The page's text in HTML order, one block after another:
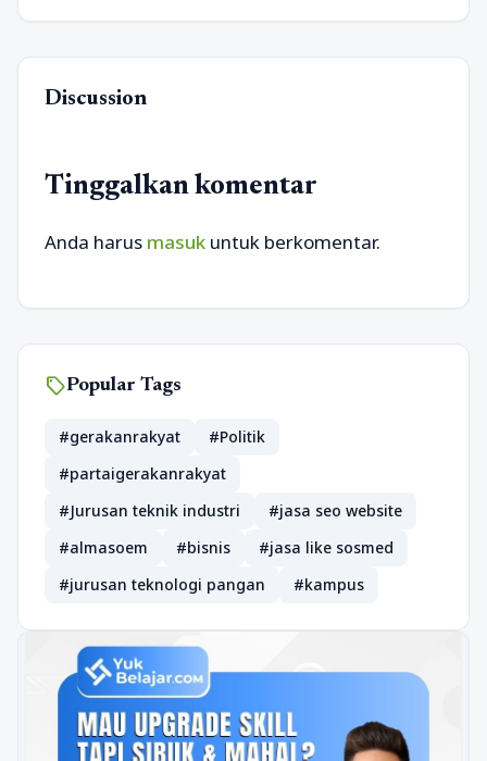
Discussion
Tinggalkan komentar
Anda harus masuk untuk berkomentar.
sellPopular Tags
#gerakanrakyat
#Politik
#partaigerakanrakyat
#Jurusan teknik industri
#jasa seo website
#almasoem
#bisnis
#jasa like sosmed
#jurusan teknologi pangan
#kampus